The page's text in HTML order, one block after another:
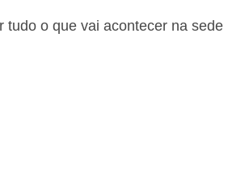
tudo o que vai acontecer na sede